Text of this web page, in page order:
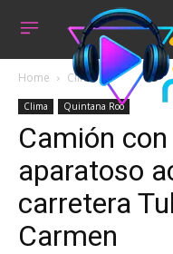
Home Clima
Clima Quintana Roo
Camión
aparatoso
carretera
Carmen